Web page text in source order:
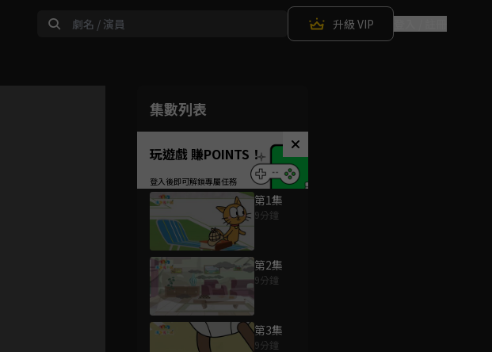
升級 VIP
集數列表
玩遊戲 賺POINTS！
第1集
9分鐘
第2集
9分鐘
第3集
9分鐘